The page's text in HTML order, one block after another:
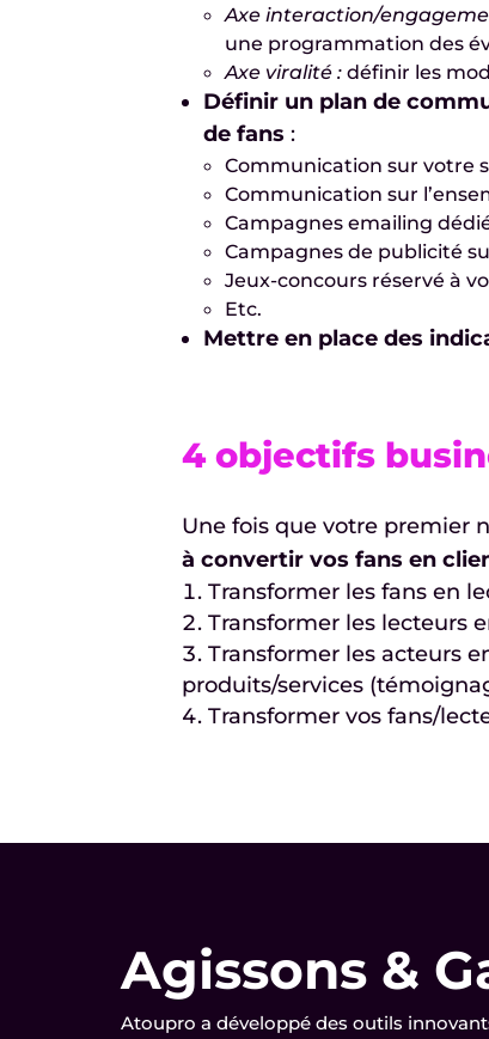
Axe interaction/
une programmation des
Axe viralité :définir les
Définir un plan de
de fans :
Communication sur votre
Communication sur
Campagnes emailing
Campagnes de publicité
Jeux-concours réservé à
Etc.
Mettre en place des
4 objectifs
Une fois que votre premier
à convertir vos fans en
Transformer les fans en
Transformer les lecteurs
Transformer les acteurs
produits/services
Transformer vos fans/
Agissons &
Atoupro a développé des outils